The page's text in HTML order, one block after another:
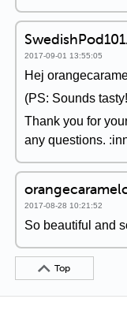
2017-09-01 13:55:05
Hej
(PS: Sounds
Thank you for
any questions.
2017-08-28 10:21:52
So beautiful and
Top